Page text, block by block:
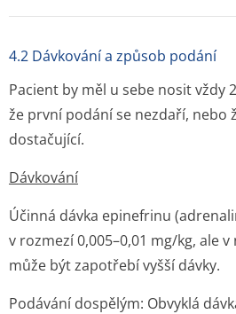
4.2 Dávkování a způsob podání
Pacient by měl u sebe nosit vždy
že první podání se nezdaří, nebo
dostačující.
Dávkování
Účinná dávka epinefrinu
v rozmezí 0,005–0,01 mg/kg, ale
může být zapotřebí vyšší dávky.
Podávání dospělým: Obvyklá